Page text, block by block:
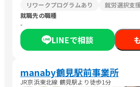
リワークプログラムあり
就労選択支
就職先の職種
-
LINEで相談
manaby鶴見駅前事業所
JR京浜東北線 鶴見駅より徒歩1分